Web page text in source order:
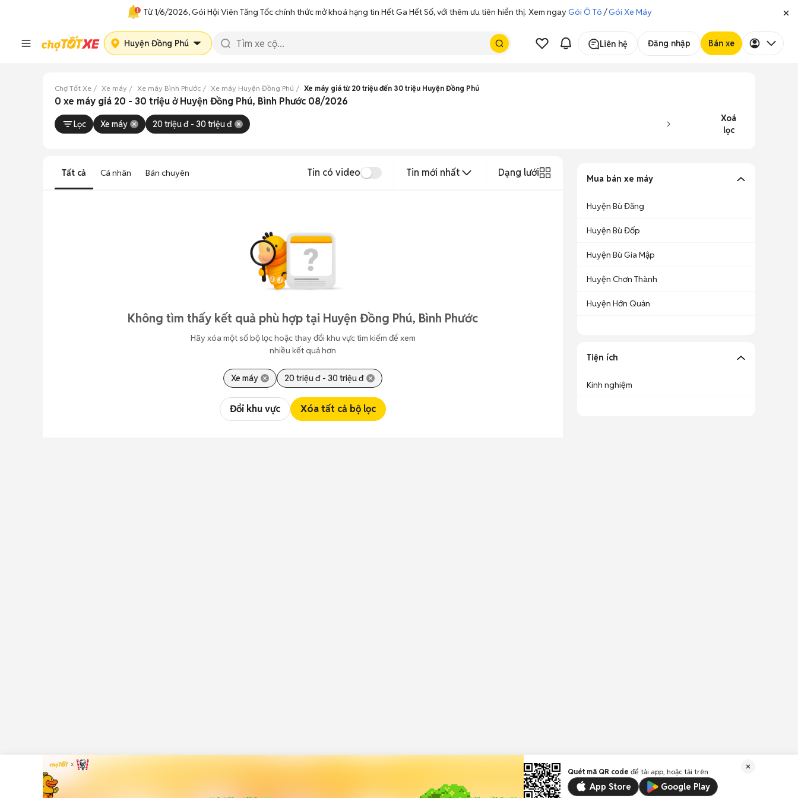
Từ 1/6/2026, Gói Hội Viên Tăng Tốc chính thức mở khoá hạng tin Hết Ga Hết Số, với thêm ưu tiên hiển thị. Xem ngayGói Ô Tô /Gói Xe Máy
Huyện Đồng Phú Liên hệ Đăng nhập Bán xe
Chợ Tốt Xe Xe máy Xe máy Bình Phước Xe máy Huyện Đồng Phú Xe máy giá từ 20 triệu đến 30 triệu Huyện Đồng Phú
0 xe máy giá 20 - 30 triệu ở Huyện Đồng Phú, Bình Phước 08/2026
Lọc Xe máy 20 triệu đ - 30 triệu đ
Xoá
lọc
Tất cả Cá nhân Bán chuyên Tin có video Tin mới nhất Dạng lưới
Không tìm thấy kết quả phù hợp tại Huyện Đồng Phú, Bình Phước
Hãy xóa một số bộ lọc hoặc thay đổi khu vực tìm kiếm để xem
nhiều kết quả hơn
Xe máy 20 triệu đ - 30 triệu đ
Đổi khu vực Xóa tất cả bộ lọc
Mua bán xe máy
Huyện Bù Đăng
Huyện Bù Đốp
Huyện Bù Gia Mập
Huyện Chơn Thành
Huyện Hớn Quản
Tiện ích
Kinh nghiệm
Quét mã QR code để tải app, hoặc tải trên
App Store Google Play